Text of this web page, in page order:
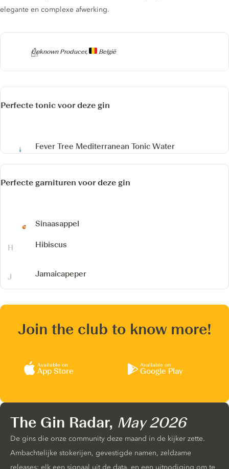
Producer
Unknown Producer, België
elegante en complexe afwerking.
Perfecte tonic voor deze gin
Fever Tree Mediterranean Tonic Water
Perfecte garnituren voor deze gin
Sinaasappel
Hibiscus
Jamaicapeper
Join the club to know more!
Available on
App Store
Available on
Google Play
The Gin Radar, May 2026
De gins die onze community deze maand in de kijker zette.
Ambachtelijke stokerijen, gevestigde namen, zeldzame
releases: elk een signaal uit de data, en een uitnodiging om te